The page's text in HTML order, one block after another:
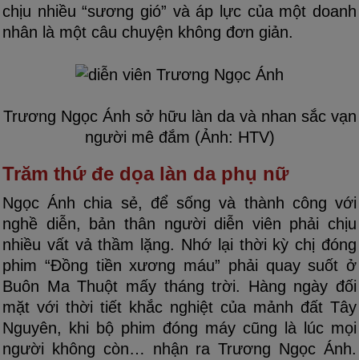
chịu nhiều “sương gió” và áp lực của một doanh
nhân là một câu chuyện không đơn giản.
Trương Ngọc Ánh sở hữu làn da và nhan sắc vạn
người mê đắm (Ảnh: HTV)
Trăm thứ đe dọa làn da phụ nữ
Ngọc Ánh chia sẻ, để sống và thành công với
nghề diễn, bản thân người diễn viên phải chịu
nhiều vất vả thầm lặng. Nhớ lại thời kỳ chị đóng
phim “Đồng tiền xương máu” phải quay suốt ở
Buôn Ma Thuột mấy tháng trời. Hàng ngày đối
mặt với thời tiết khắc nghiệt của mảnh đất Tây
Nguyên, khi bộ phim đóng máy cũng là lúc mọi
người không còn… nhận ra Trương Ngọc Ánh.